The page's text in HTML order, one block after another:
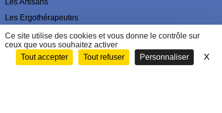
Ce site utilise des cookies et vous donne le contrôle sur
ceux que vous souhaitez activer
Tout accepter
Tout refuser Personnaliser X
Les Artisans
Les Ergothérapeutes
Nous contacter